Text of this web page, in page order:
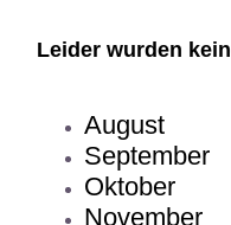
Leider wurden
August
September
Oktober
November